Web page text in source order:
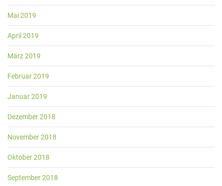
Mai 2019
April 2019
März 2019
Februar 2019
Januar 2019
Dezember 2018
November 2018
Oktober 2018
September 2018